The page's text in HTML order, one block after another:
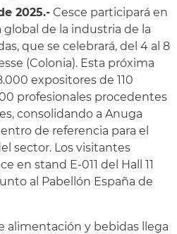
2025.- Cesce participará en
global de la industria de la
que se celebrará, del 4 al 8
(Colonia). Esta próxima
expositores de 110
profesionales procedentes
consolidando a Anuga
de referencia para el
sector. Los visitantes
en stand E-011 del Hall 11
al Pabellón España de
alimentación y bebidas llega